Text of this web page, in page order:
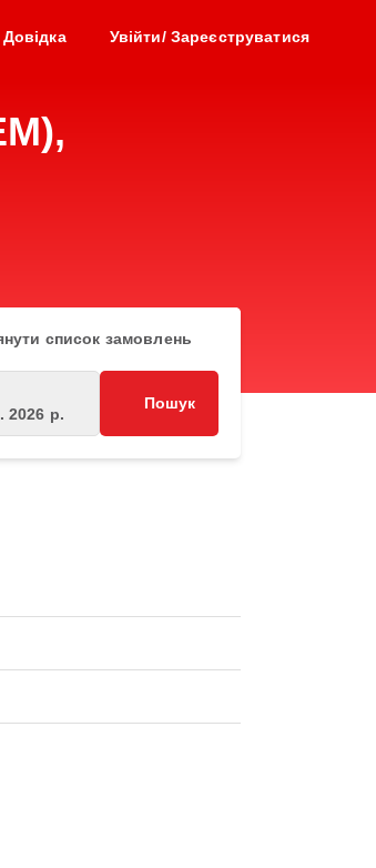
Довідка Увійти/ Зареєструватися
список замовлень
2026 р.
Пошук